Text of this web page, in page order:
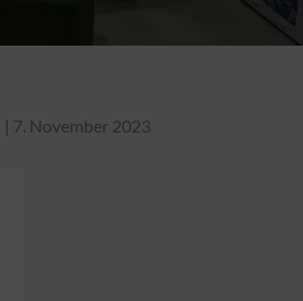
Posted
7. November 2023